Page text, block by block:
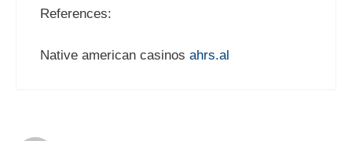
References:
Native american casinos ahrs.al